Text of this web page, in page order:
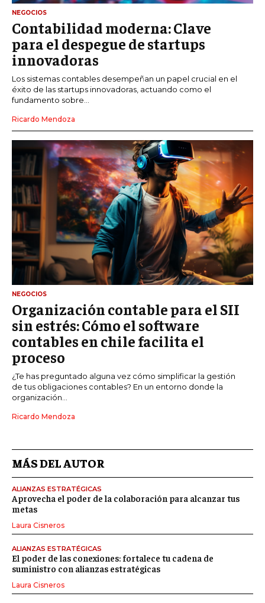
NEGOCIOS
Contabilidad moderna: Clave
para el despegue de startups
innovadoras
Los sistemas contables desempeñan un papel crucial en el
éxito de las startups innovadoras, actuando como el
fundamento sobre...
Ricardo Mendoza
NEGOCIOS
Organización contable para el SII
sin estrés: Cómo el software
contables en chile facilita el
proceso
¿Te has preguntado alguna vez cómo simplificar la gestión
de tus obligaciones contables? En un entorno donde la
organización...
Ricardo Mendoza
MÁS DEL AUTOR
ALIANZAS ESTRATÉGICAS
Aprovecha el poder de la colaboración para alcanzar tus
metas
Laura Cisneros
ALIANZAS ESTRATÉGICAS
El poder de las conexiones: fortalece tu cadena de
suministro con alianzas estratégicas
Laura Cisneros